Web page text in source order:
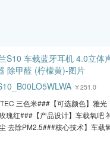
￥251.0
三色米###【可选颜色】雅光
瑰红###【产品设计】车载氧吧
去除PM2.5###核心技术】车载